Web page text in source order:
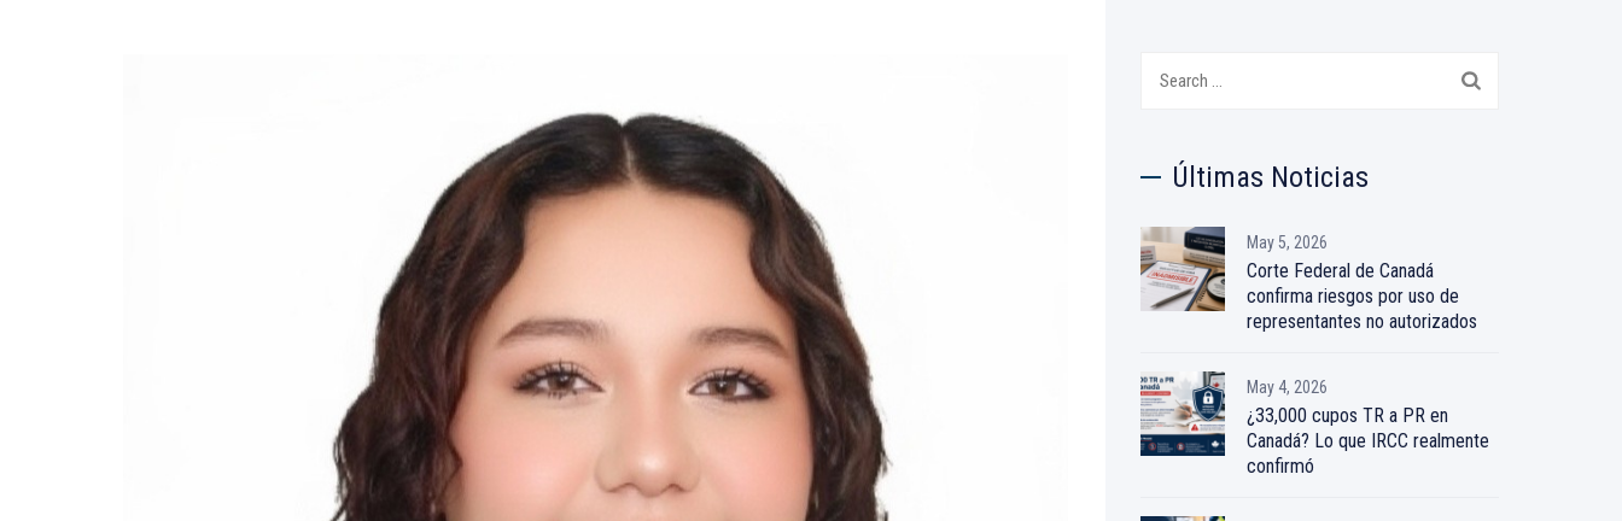
Últimas Noticias
May 5, 2026
Corte Federal de Canadá
confirma riesgos por uso de
representantes no autorizados
May 4, 2026
¿33,000 cupos TR a PR en
Canadá? Lo que IRCC realmente
confirmó